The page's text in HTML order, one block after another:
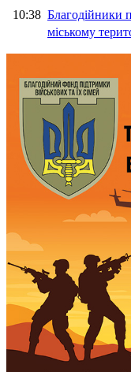
10:38 Благодійники
міському